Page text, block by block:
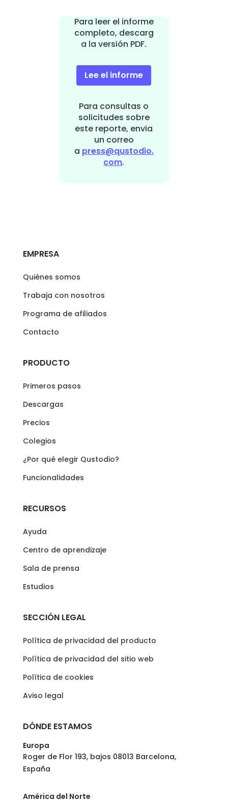
Para leer el informe
completo, descarg
a la versión PDF.
Lee el informe
Para consultas o
solicitudes sobre
este reporte, envia
un correo
a press@qustodio.
com.
EMPRESA
Quiénes somos
Trabaja con nosotros
Programa de afiliados
Contacto
PRODUCTO
Primeros pasos
Descargas
Precios
Colegios
¿Por qué elegir Qustodio?
Funcionalidades
RECURSOS
Ayuda
Centro de aprendizaje
Sala de prensa
Estudios
SECCIÓN LEGAL
Política de privacidad del producto
Política de privacidad del sitio web
Política de cookies
Aviso legal
DÓNDE ESTAMOS
Europa
Roger de Flor 193, bajos 08013 Barcelona,
España
América del Norte